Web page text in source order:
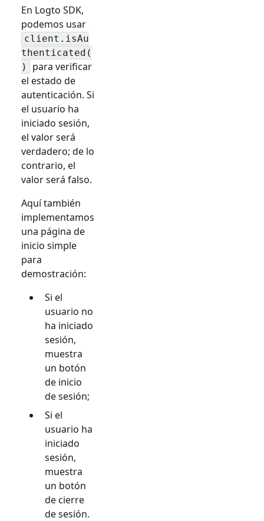
En Logto SDK,
podemos usar
client.isAu
thenticated(
)
para verificar
el estado de
autenticación. Si
el usuario ha
iniciado sesión,
el valor será
verdadero; de lo
contrario, el
valor será falso.
Aquí también
implementamos
una página de
inicio simple
para
demostración:
Si el
usuario no
ha iniciado
sesión,
muestra
un botón
de inicio
de sesión;
Si el
usuario ha
iniciado
sesión,
muestra
un botón
de cierre
de sesión.